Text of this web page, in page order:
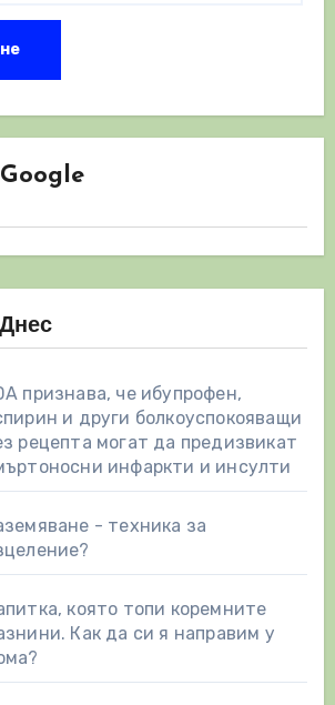
признава, че ибупрофен,
и други болкоуспокояващи
рецепта могат да предизвикат
инфаркти и инсулти
- техника за
която топи коремните
Как да си я направим у